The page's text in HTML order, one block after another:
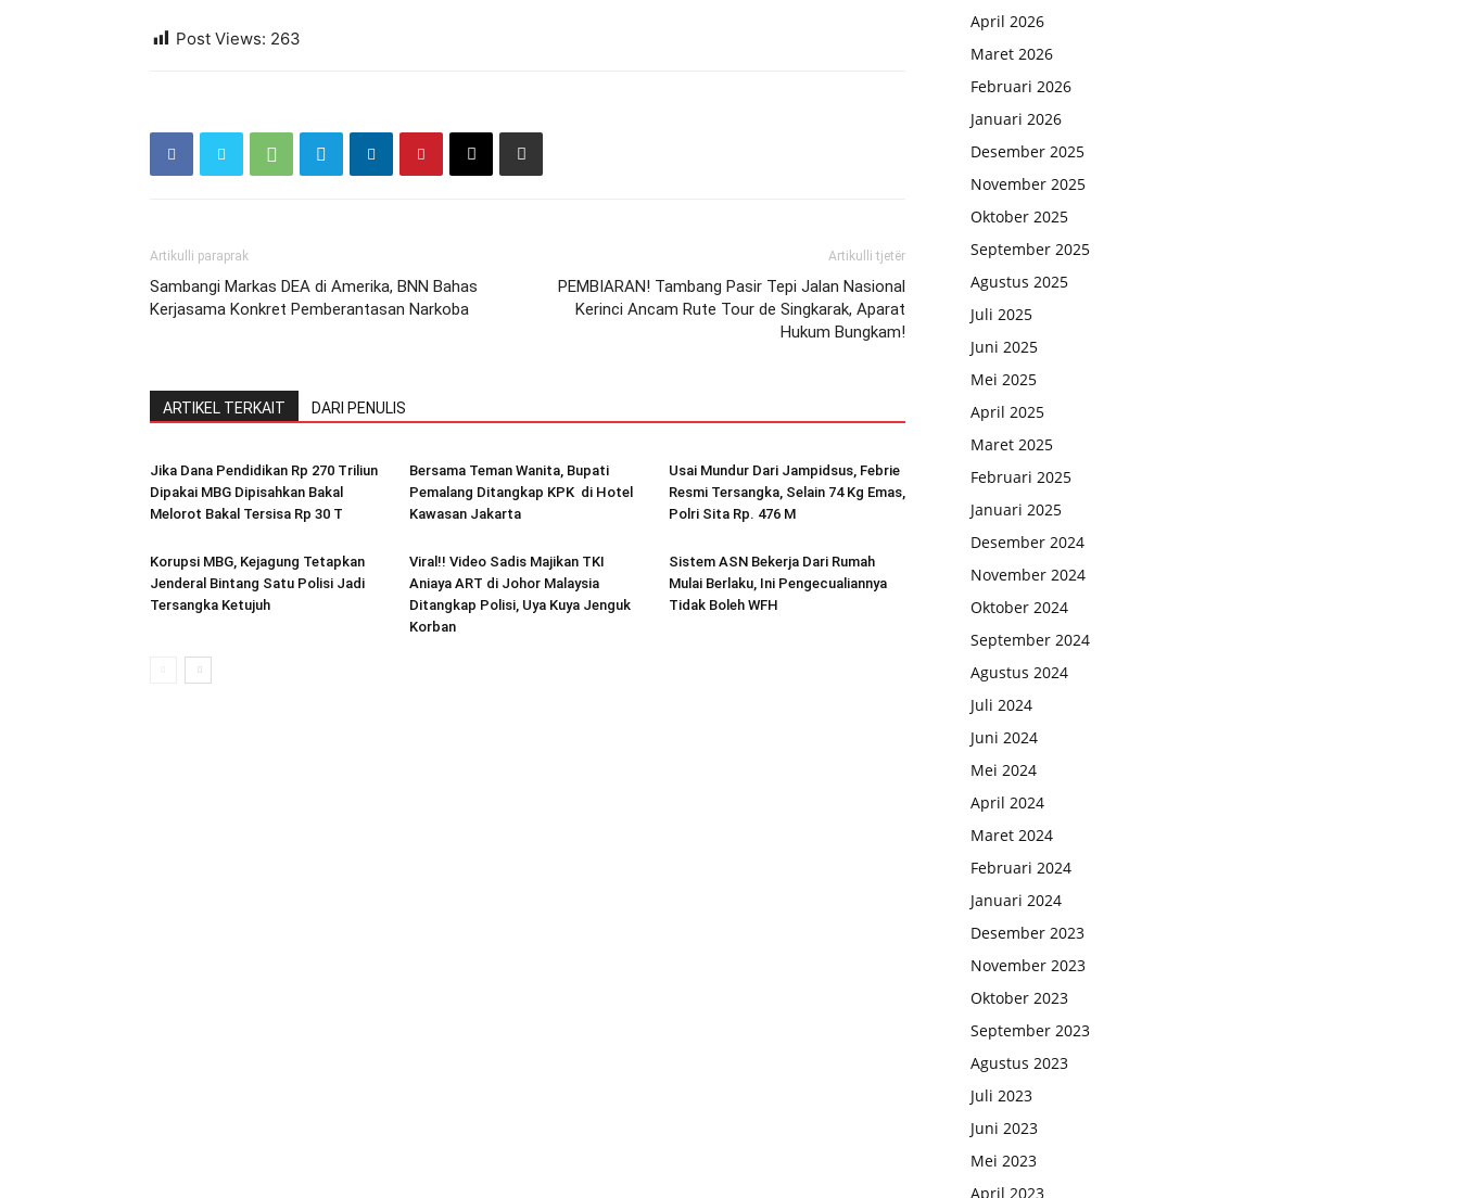
Post Views: 263
Artikulli paraprak
Sambangi Markas DEA di Amerika, BNN Bahas
Kerjasama Konkret Pemberantasan Narkoba
Artikulli tjetër
PEMBIARAN! Tambang Pasir Tepi Jalan Nasional
Kerinci Ancam Rute Tour de Singkarak, Aparat
Hukum Bungkam!
ARTIKEL TERKAIT DARI PENULIS
Jika Dana Pendidikan Rp 270 Triliun
Dipakai MBG Dipisahkan Bakal
Melorot Bakal Tersisa Rp 30 T
Bersama Teman Wanita, Bupati
Pemalang Ditangkap KPK di Hotel
Kawasan Jakarta
Usai Mundur Dari Jampidsus, Febrie
Resmi Tersangka, Selain 74 Kg Emas,
Polri Sita Rp. 476 M
Korupsi MBG, Kejagung Tetapkan
Jenderal Bintang Satu Polisi Jadi
Tersangka Ketujuh
Viral!! Video Sadis Majikan TKI
Aniaya ART di Johor Malaysia
Ditangkap Polisi, Uya Kuya Jenguk
Korban
Sistem ASN Bekerja Dari Rumah
Mulai Berlaku, Ini Pengecualiannya
Tidak Boleh WFH
April 2026
Maret 2026
Februari 2026
Januari 2026
Desember 2025
November 2025
Oktober 2025
September 2025
Agustus 2025
Juli 2025
Juni 2025
Mei 2025
April 2025
Maret 2025
Februari 2025
Januari 2025
Desember 2024
November 2024
Oktober 2024
September 2024
Agustus 2024
Juli 2024
Juni 2024
Mei 2024
April 2024
Maret 2024
Februari 2024
Januari 2024
Desember 2023
November 2023
Oktober 2023
September 2023
Agustus 2023
Juli 2023
Juni 2023
Mei 2023
April 2023